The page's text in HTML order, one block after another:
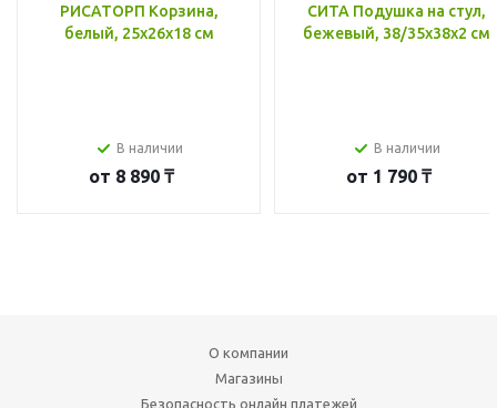
РИСАТОРП Корзина,
белый, 25x26x18 см
В наличии
от 8 890 ₸
СИТА Подушка на стул,
бежевый, 38/35x38x2 см
В наличии
от 1 790 ₸
О компании
Магазины
Безопасность онлайн платежей